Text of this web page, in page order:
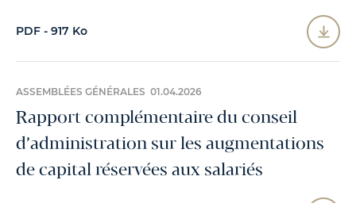
PDF - 917 Ko
ASSEMBLÉES GÉNÉRALES 01.04.2026
Rapport complémentaire du conseil
d’administration sur les augmentations
de capital réservées aux salariés